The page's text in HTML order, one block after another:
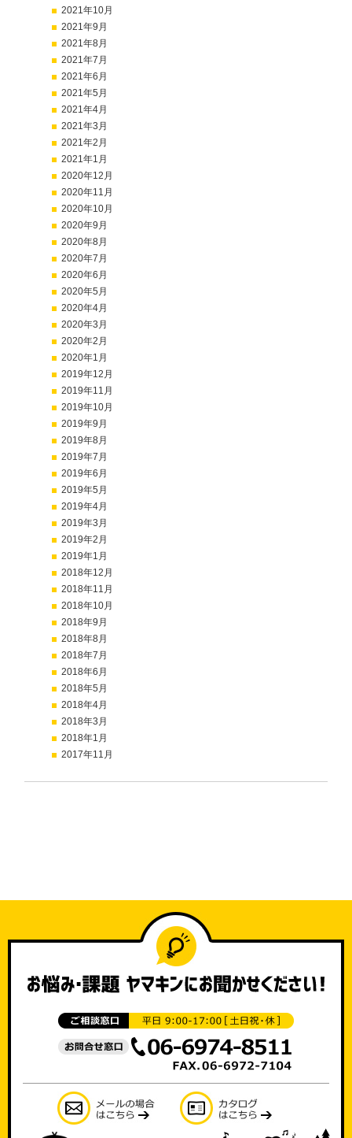
2021年10月
2021年9月
2021年8月
2021年7月
2021年6月
2021年5月
2021年4月
2021年3月
2021年2月
2021年1月
2020年12月
2020年11月
2020年10月
2020年9月
2020年8月
2020年7月
2020年6月
2020年5月
2020年4月
2020年3月
2020年2月
2020年1月
2019年12月
2019年11月
2019年10月
2019年9月
2019年8月
2019年7月
2019年6月
2019年5月
2019年4月
2019年3月
2019年2月
2019年1月
2018年12月
2018年11月
2018年10月
2018年9月
2018年8月
2018年7月
2018年6月
2018年5月
2018年4月
2018年3月
2018年1月
2017年11月